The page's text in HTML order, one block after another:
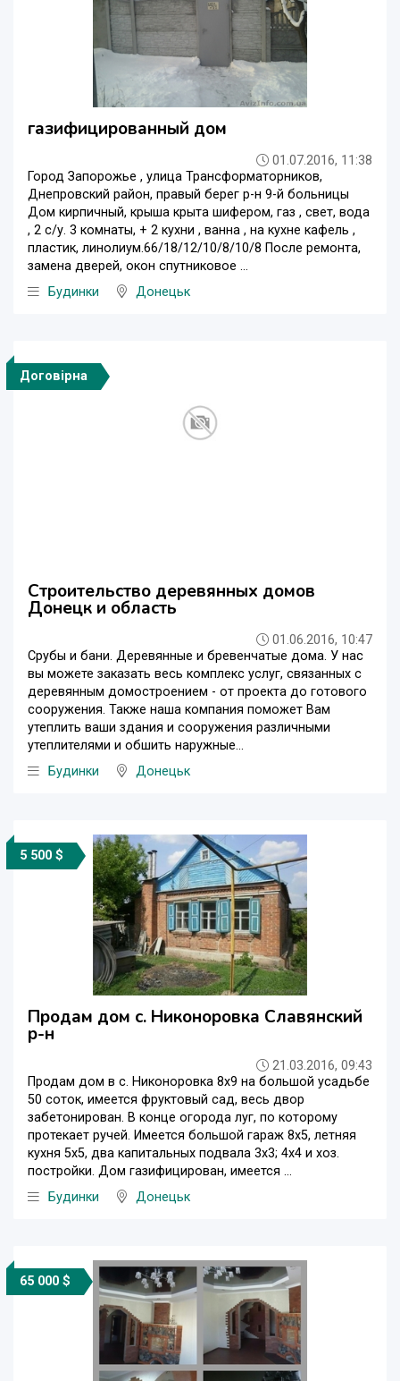
газифицированный дом
01.07.2016, 11:38
Город Запорожье , улица Трансформаторников,
Днепровский район, правый берег р-н 9-й больницы
Дом кирпичный, крыша крыта шифером, газ , свет, вода
, 2 с/у. 3 комнаты, + 2 кухни , ванна , на кухне кафель ,
пластик, линолиум.66/18/12/10/8/10/8 После ремонта,
замена дверей, окон спутниковое ...
Будинки
Донецьк
Договірна
Строительство деревянных домов
Донецк и область
01.06.2016, 10:47
Срубы и бани. Деревянные и бревенчатые дома. У нас
вы можете заказать весь комплекс услуг, связанных с
деревянным домостроением - от проекта до готового
сооружения. Также наша компания поможет Вам
утеплить ваши здания и сооружения различными
утеплителями и обшить наружные...
Будинки
Донецьк
5 500 $
Продам дом с. Никоноровка Славянский
р-н
21.03.2016, 09:43
Продам дом в с. Никоноровка 8х9 на большой усадьбе
50 соток, имеется фруктовый сад, весь двор
забетонирован. В конце огорода луг, по которому
протекает ручей. Имеется большой гараж 8х5, летняя
кухня 5х5, два капитальных подвала 3х3; 4х4 и хоз.
постройки. Дом газифицирован, имеется ...
Будинки
Донецьк
65 000 $